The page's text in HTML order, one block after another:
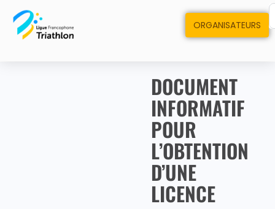
ORGANISATEURS
DOCUMENT
INFORMATIF
POUR
L’OBTENTION
D’UNE
LICENCE